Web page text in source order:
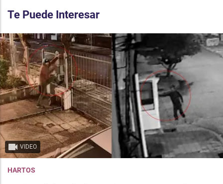
Te Puede Interesar
VIDEO
HARTOS